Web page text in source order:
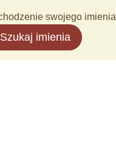
swojego imienia
Szukaj imienia